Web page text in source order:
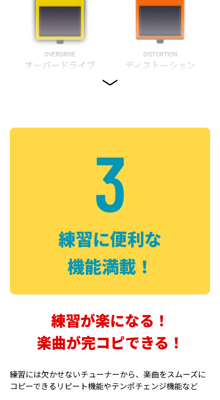
OVERDRIVE
オーバードライブ
DISTORTION
ディストーション
DELAY PHASER
3
練習に便利な
機能満載！
練習が楽になる！
楽曲が完コピできる！
練習には欠かせないチューナーから、楽曲をスムーズに
コピーできるリピート機能やテンポチェンジ機能など